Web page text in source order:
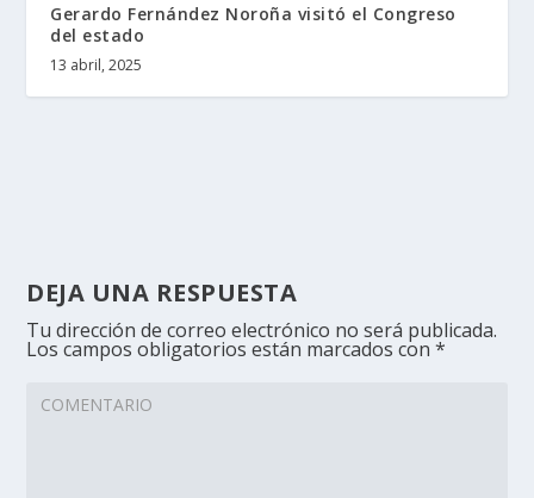
Gerardo Fernández Noroña visitó el Congreso
del estado
13 abril, 2025
DEJA UNA RESPUESTA
Tu dirección de correo electrónico no será publicada.
Los campos obligatorios están marcados con*